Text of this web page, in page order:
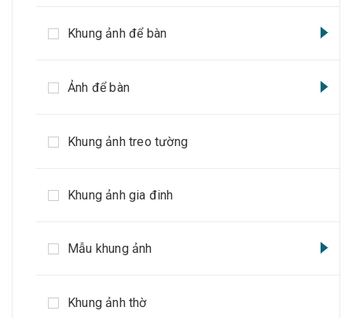
Khung ảnh để bàn
Ảnh để bàn
Khung ảnh treo tường
Khung ảnh gia đinh
Mẫu khung ảnh
Khung ảnh thờ